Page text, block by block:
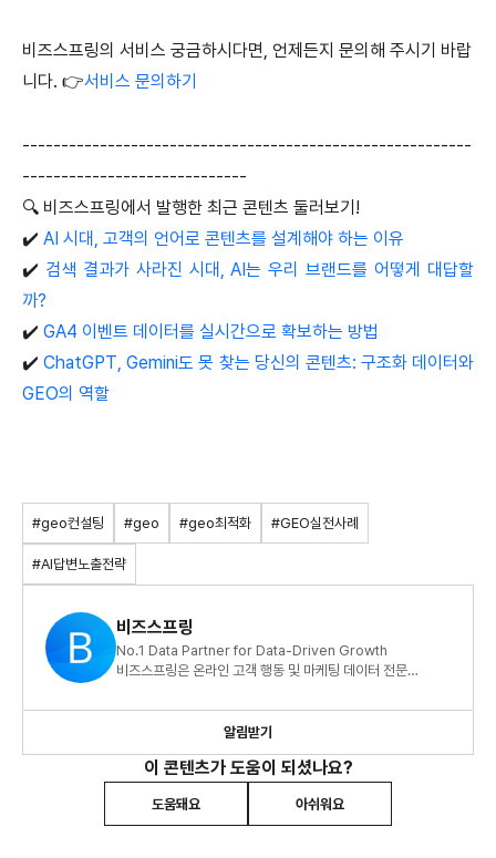
비즈스프링의 서비스 궁금하시다면, 언제든지 문의해 주시기 바랍
니다. 👉서비스 문의하기
----------------------------------------------------------
-----------------------------
🔍 비즈스프링에서 발행한 최근 콘텐츠 둘러보기!
✔️ AI 시대, 고객의 언어로 콘텐츠를 설계해야 하는 이유
✔️ 검색 결과가 사라진 시대, AI는 우리 브랜드를 어떻게 대답할
까?
✔️ GA4 이벤트 데이터를 실시간으로 확보하는 방법
✔️ChatGPT, Gemini도 못 찾는 당신의 콘텐츠: 구조화 데이터와
GEO의 역할
#geo컨설팅 #geo #geo최적화 #GEO실전사례
#AI답변노출전략
비즈스프링
No.1 Data Partner for Data-Driven Growth
비즈스프링은 온라인 고객 행동 및 마케팅 데이터 전문
알림받기
이 콘텐츠가 도움이 되셨나요?
도움돼요 아쉬워요